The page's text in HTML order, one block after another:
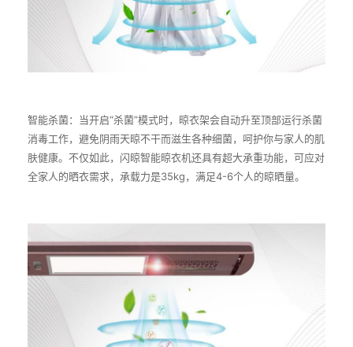
智能杀菌：当开启“杀菌”模式时，晾衣架会自动升至顶部运行杀菌
消毒工作，避免阴雨天晾不干而滋生各种细菌，呵护你与家人的肌
肤健康。不仅如此，闪晾智能晾衣机还具有超大承重功能，可应对
全家人的晒衣需求，承载力是35kg，满足4-6个人的晾晒量。